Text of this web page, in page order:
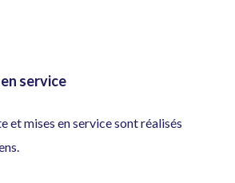
service
et mises en service sont réalisés